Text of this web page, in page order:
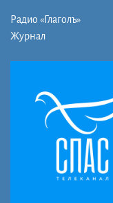
Радио «Глаголъ»
Журнал